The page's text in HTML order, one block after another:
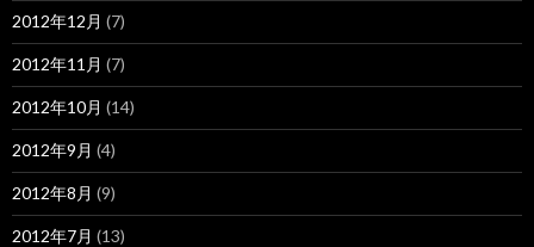
2012年12月 (7)
2012年11月 (7)
2012年10月 (14)
2012年9月 (4)
2012年8月 (9)
2012年7月 (13)